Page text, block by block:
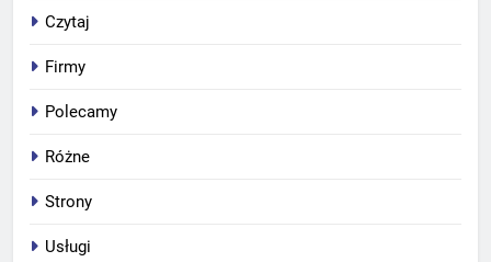
Czytaj
Firmy
Polecamy
Różne
Strony
Usługi